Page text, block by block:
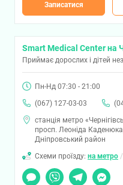
Записатися
Smart Medical Center на
Приймає дорослих і дітей
Пн-Нд 07:30 - 21:00
(067) 127-03-03
станція метро
просп. Леоніда
Дніпровський район
Схеми проїзду: на метро /
Чат
Viber TelegramMessenger